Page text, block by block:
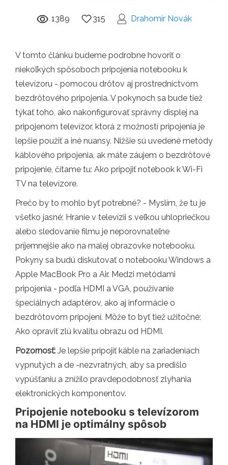
1389 315 Drahomír Novák
V tomto článku budeme podrobne hovoriť o
niekoľkých spôsoboch pripojenia notebooku k
televízoru - pomocou drôtov aj prostredníctvom
bezdrôtového pripojenia. V pokynoch sa bude tiež
týkať toho, ako nakonfigurovať správny displej na
pripojenom televízor, ktorá z možností pripojenia je
lepšie použiť a iné nuansy. Nižšie sú uvedené metódy
káblového pripojenia, ak máte záujem o bezdrôtové
pripojenie, čítame tu: Ako pripojiť notebook k Wi-Fi
TV na televízore.
Prečo by to mohlo byť potrebné? - Myslím, že tu je
všetko jasné: Hranie v televízii s veľkou uhlopriečkou
alebo sledovanie filmu je neporovnateľne
príjemnejšie ako na malej obrazovke notebooku.
Pokyny sa budú diskutovať o notebooku Windows a
Apple MacBook Pro a Air. Medzi metódami
pripojenia - podľa HDMI a VGA, používanie
špeciálnych adaptérov, ako aj informácie o
bezdrôtovom pripojení. Môže to byť tiež užitočné:
Ako opraviť zlú kvalitu obrazu od HDMI.
Pozornosť: Je lepšie pripojiť káble na zariadeniach
vypnutých a de -nezvratných, aby sa predišlo
vypúšťaniu a znížilo pravdepodobnosť zlyhania
elektronických komponentov.
Pripojenie notebooku s televízorom
na HDMI je optimálny spôsob